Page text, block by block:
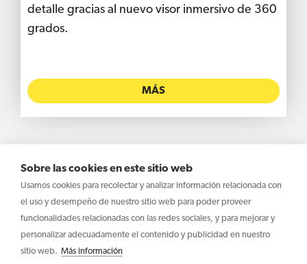
Sobre las cookies en este sitio web
Usamos cookies para recolectar y analizar información relacionada con
el uso y desempeño de nuestro sitio web para poder proveer
funcionalidades relacionadas con las redes sociales, y para mejorar y
personalizar adecuadamente el contenido y publicidad en nuestro
sitio web. Más información
detalle gracias al nuevo visor inmersivo de 360
grados.
MÁS
MOSTRAR TODOS